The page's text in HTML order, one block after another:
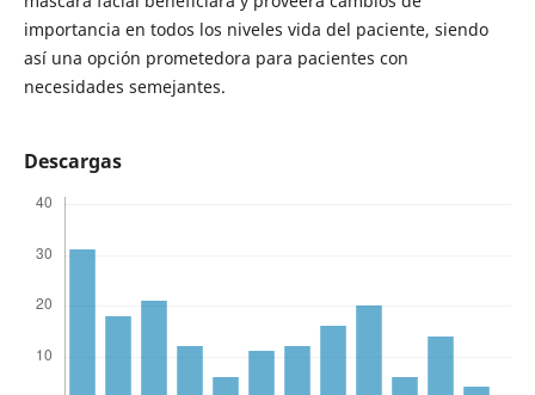
importancia en todos los niveles vida del paciente, siendo
así una opción prometedora para pacientes con
necesidades semejantes.
Descargas